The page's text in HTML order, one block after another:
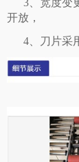
3、宽度变
开放，
4、刀片采